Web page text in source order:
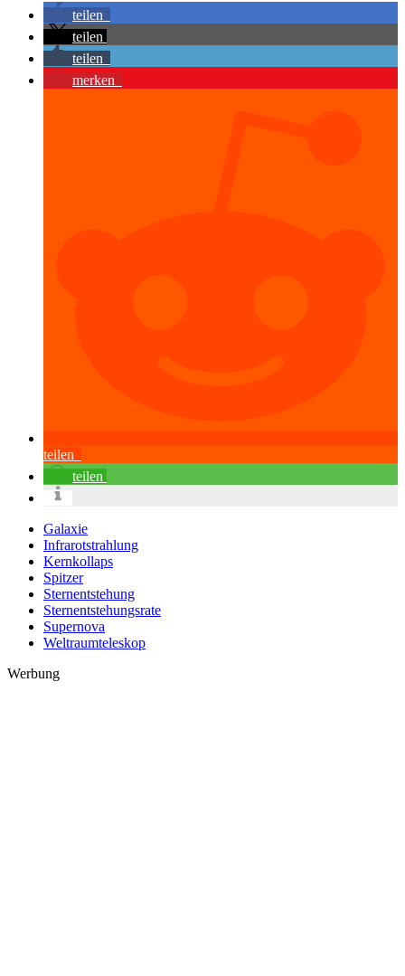
teilen
teilen
teilen
merken
teilen
teilen
Galaxie
Infrarotstrahlung
Kernkollaps
Spitzer
Sternentstehung
Sternentstehungsrate
Supernova
Weltraumteleskop
Werbung